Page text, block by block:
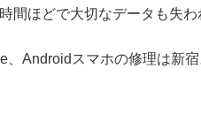
間ほどで大切なデータも失わ
、Androidスマホの修理は新